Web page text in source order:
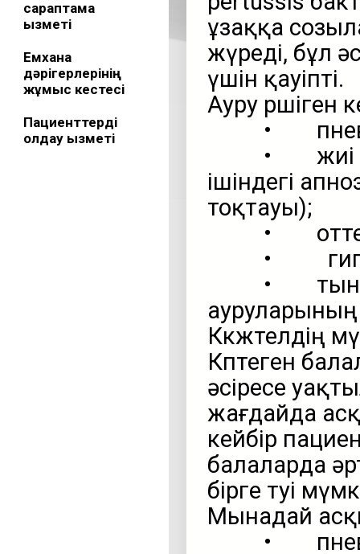
сараптама
қызметі
Емхана
дәрігерлерінің
жұмыс кестесі
Пациенттерді
қолдау қызметі
ұзаққа
жүреді, бұл
үшін қауіпті.
Ауру
•
• жиі
ішіндегі
тоқтауы);
•
•
• тыныс
Көкжөтелдің
Көптеген
әсіресе
жағдайда
кейбір
балаларда
бірге өтуі
Мынадай
•